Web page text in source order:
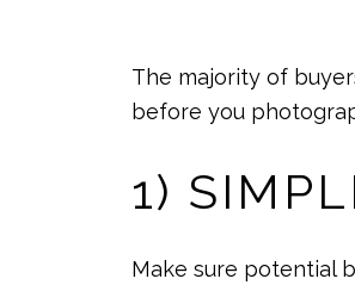
The majority of
before you
1)
Make sure potential